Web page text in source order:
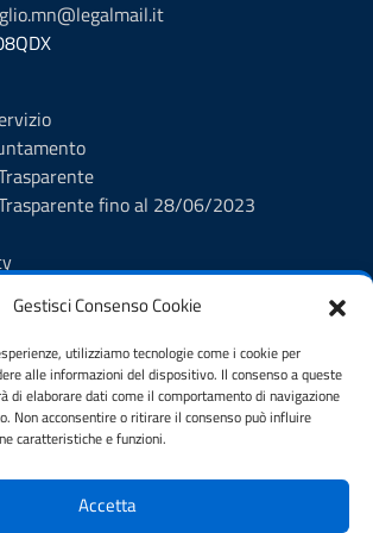
Gestisci Consenso Cookie
utilizziamo tecnologie come i cookie per
alle informazioni del dispositivo. Il consenso a queste
di elaborare dati come il comportamento di navigazione
Non acconsentire o ritirare il consenso può influire
caratteristiche e funzioni.
Accetta
fino al 28/06/2023
dei Servizi